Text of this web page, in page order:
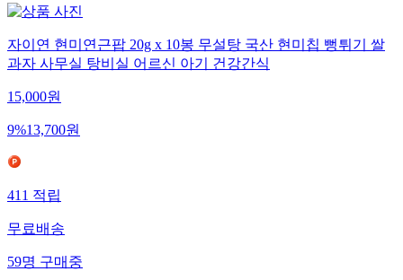
자이연 현미연근팝 20g x 10봉 무설탕 국산 현미칩 뻥튀기 쌀
과자 사무실 탕비실 어르신 아기 건강간식
15,000원
9%13,700원
411적립
무료배송
59명구매중